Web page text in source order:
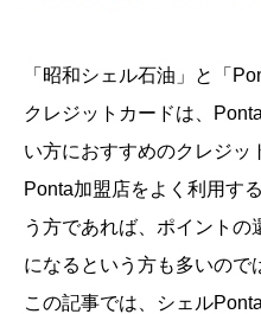
「昭和シェル石油」と「
クレジットカードは、
い方におすすめのクレジッ
Ponta加盟店をよく利用す
う方であれば、ポイント
になるという方も多いので
この記事では、シェル